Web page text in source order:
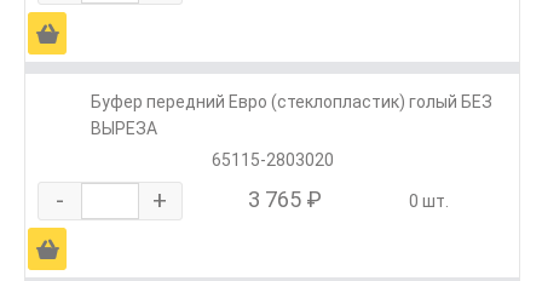
Ä
Буфер передний Евро (стеклопластик) голый БЕЗ
ВЫРЕЗА
65115-2803020
- + 3 765 ₽ 0 шт.
Ä